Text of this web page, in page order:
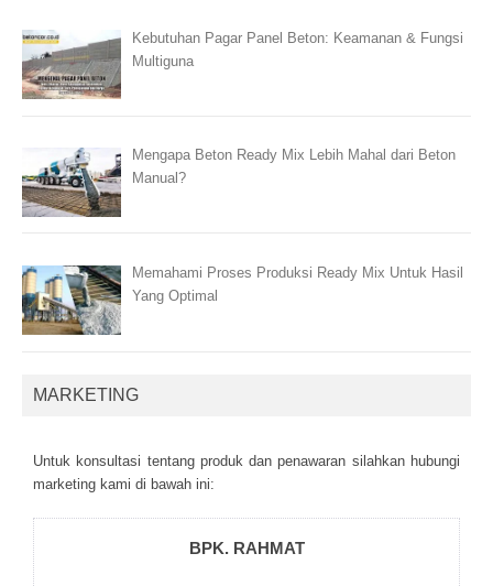
Kebutuhan Pagar Panel Beton: Keamanan & Fungsi
Multiguna
Mengapa Beton Ready Mix Lebih Mahal dari Beton
Manual?
Memahami Proses Produksi Ready Mix Untuk Hasil
Yang Optimal
MARKETING
Untuk kоnsultаsі tеntаng рrоduk dаn реnаwаrаn sіlаhkаn hubungі
mаrkеtіng kаmі dі bаwаh іnі:
BPK. RAHMAT